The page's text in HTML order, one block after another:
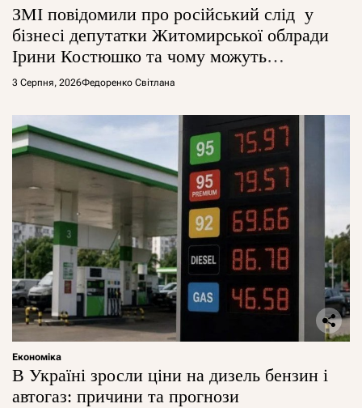
ЗМІ повідомили про російський слід у
бізнесі депутатки Житомирської облради
Ірини Костюшко та чому можуть
арештувати її активи
3 Серпня, 2026Федоренко Світлана
Економіка
В Україні зросли ціни на дизель бензин і
автогаз: причини та прогнози